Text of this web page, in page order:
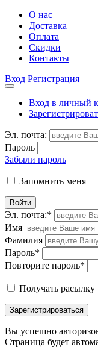
О нас
Доставка
Оплата
Скидки
Контакты
Вход Регистрация
Вход в личный
Эл. почта:
Пароль
Забыли пароль
Запомнить меня
Войти
Эл. почта:*
Имя
Фамилия
Пароль*
Повторите пароль*
Получать расылку
Зарегистрироваться
Вы успешно
Страница будет